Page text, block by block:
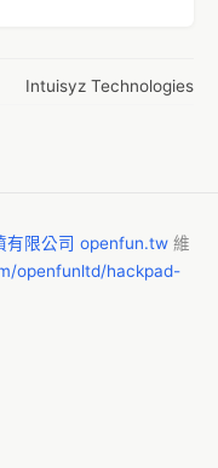
Intuisyz Technologies
有限公司 openfun.tw 維
openfunltd/hackpad-